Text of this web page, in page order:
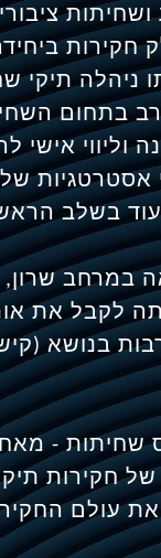
חקירות
במסגרתו
רב בתחום
וליווי אישי
אסטרטגיות
בשלב
במרחב
לקבל את
בנושא
שחיתות -
של חקירות